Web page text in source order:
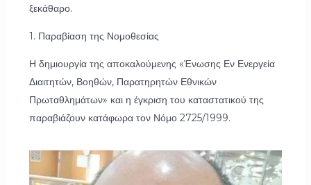
ξεκάθαρο.
1. Παραβίαση της Νομοθεσίας
Η δημιουργία της αποκαλούμενης «Ένωσης Εν Ενεργεία
Διαιτητών, Βοηθών, Παρατηρητών Εθνικών
Πρωταθλημάτων» και η έγκριση του καταστατικού της
παραβιάζουν κατάφωρα τον Νόμο 2725/1999.